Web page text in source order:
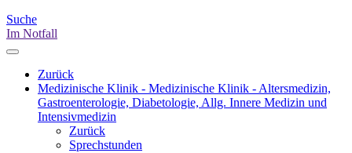
Suche
Im Notfall
Zurück
Medizinische Klinik - Medizinische Klinik - Altersmedizin,
Gastroenterologie, Diabetologie, Allg. Innere Medizin und
Intensivmedizin
Zurück
Sprechstunden